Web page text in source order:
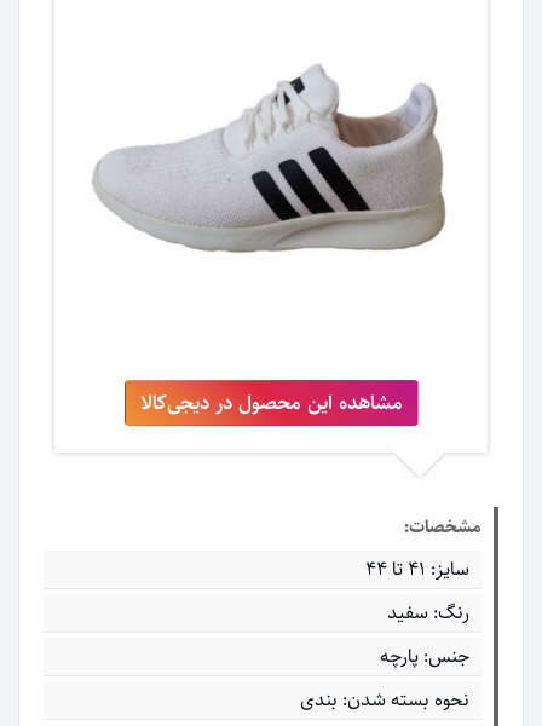
مشاهده این محصول در دیجی‌کالا
مشخصات:
سایز: 41 تا 44
رنگ: سفید
جنس: پارچه
نحوه بسته شدن: بندی